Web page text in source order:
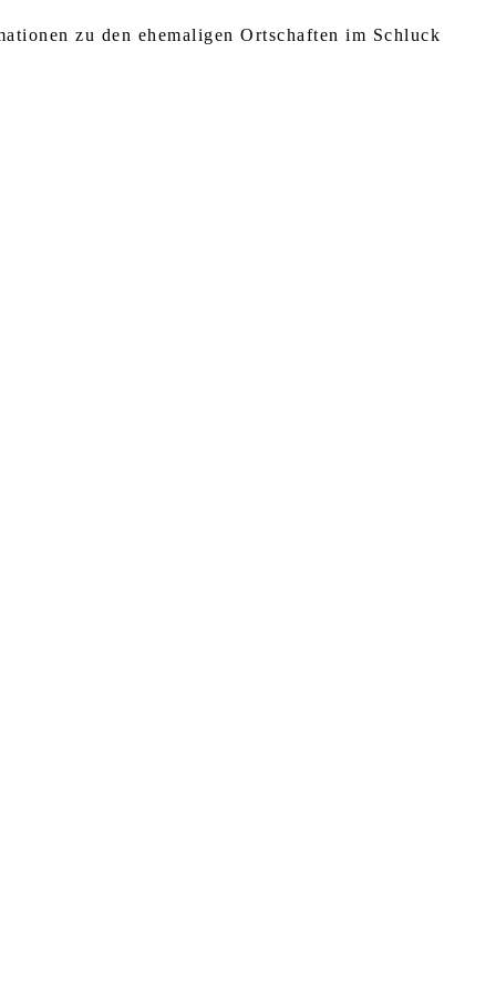
zu den ehemaligen Ortschaften im Schluck